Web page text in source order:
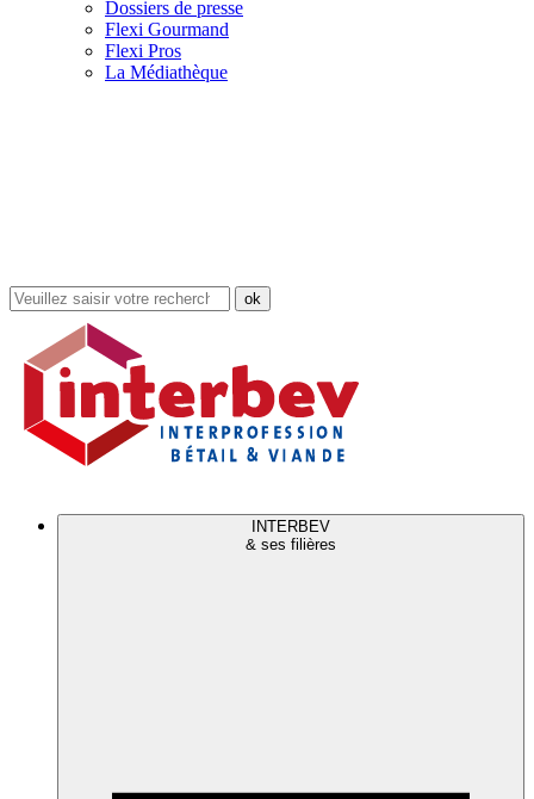
Dossiers de presse
Flexi Gourmand
Flexi Pros
La Médiathèque
Rechercher
dans
site
INTERBEV
& ses filières